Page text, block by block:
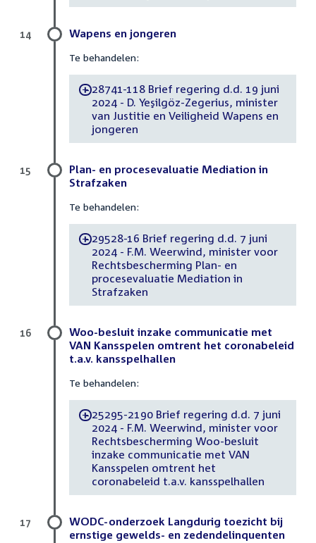
Wapens en jongeren
Te behandelen:
-28741-118 Brief regering d.d. 19 juni
2024 - D. Yeşilgöz-Zegerius, minister
van Justitie en Veiligheid Wapens en
jongeren
14
Plan- en procesevaluatie Mediation in
Strafzaken
Te behandelen:
-29528-16 Brief regering d.d. 7 juni
2024 - F.M. Weerwind, minister voor
Rechtsbescherming Plan- en
procesevaluatie Mediation in
Strafzaken
15
Woo-besluit inzake communicatie met
VAN Kansspelen omtrent het coronabeleid
t.a.v. kansspelhallen
Te behandelen:
-25295-2190 Brief regering d.d. 7 juni
2024 - F.M. Weerwind, minister voor
Rechtsbescherming Woo-besluit
inzake communicatie met VAN
Kansspelen omtrent het
coronabeleid t.a.v. kansspelhallen
16
WODC-onderzoek Langdurig toezicht bij
ernstige gewelds- en zedendelinquenten
17